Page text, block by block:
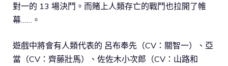
對一的 13 場決鬥。而賭上人類存亡的戰鬥也拉開了帷
幕……。
遊戲中將會有人類代表的 呂布奉先（CV：關智一）、亞
當（CV：齊藤壯馬）、佐佐木小次郎（CV：山路和